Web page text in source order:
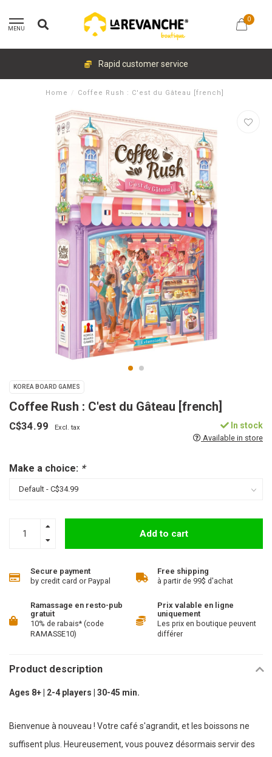
MENU
0
Rapid customer service
Home / Coffee Rush : C'est du Gâteau [french]
KOREA BOARD GAMES
Coffee Rush : C'est du Gâteau [french]
C$34.99 Excl. tax In stock
Available in store
Make a choice: *
Add to cart
Secure payment
by credit card or Paypal
Free shipping
à partir de 99$ d'achat
Ramassage en resto-pub
gratuit
10% de rabais* (code
RAMASSE10)
Prix valable en ligne
uniquement
Les prix en boutique peuvent
différer
Product description
Ages 8+ | 2-4 players | 30-45 min.
Bienvenue à nouveau ! Votre café s'agrandit, et les boissons ne
suffisent plus. Heureusement, vous pouvez désormais servir des